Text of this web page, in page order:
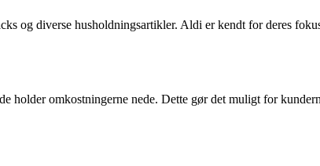
og diverse husholdningsartikler. Aldi er kendt for deres
omkostningerne nede. Dette gør det muligt for